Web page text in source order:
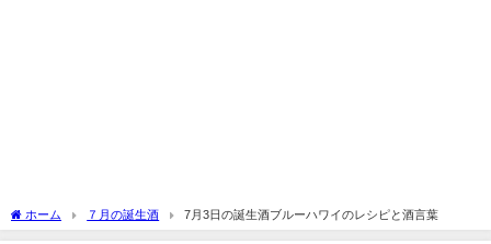
ホーム ７月の誕生酒 7月3日の誕生酒ブルーハワイのレシピと酒言葉